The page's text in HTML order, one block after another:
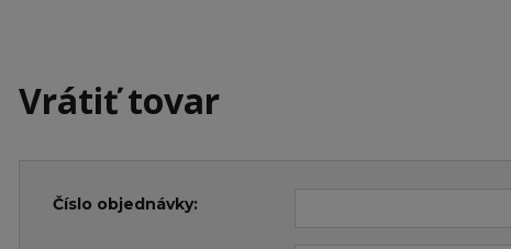
Vrátiť tovar
Číslo objednávky: